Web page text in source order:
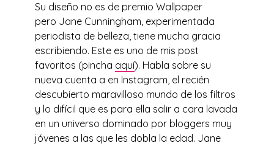
Su diseño no es de premio Wallpaper
pero Jane Cunningham, experimentada
periodista de belleza, tiene mucha gracia
escribiendo. Este es uno de mis post
favoritos (pincha aquí). Habla sobre su
nueva cuenta a en Instagram, el recién
descubierto maravilloso mundo de los filtros
y lo difícil que es para ella salir a cara lavada
en un universo dominado por bloggers muy
jóvenes a las que les dobla la edad. Jane